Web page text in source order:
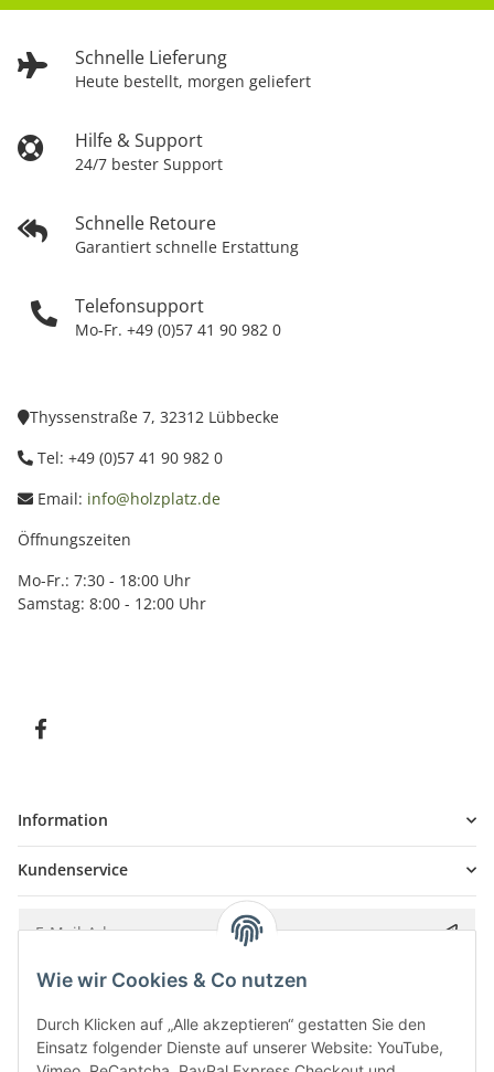
Schnelle Lieferung
Heute bestellt, morgen geliefert
Hilfe & Support
24/7 bester Support
Schnelle Retoure
Garantiert schnelle Erstattung
Telefonsupport
Mo-Fr. +49 (0)57 41 90 982 0
Thyssenstraße 7, 32312 Lübbecke
Tel: +49 (0)57 41 90 982 0
Email: info@holzplatz.de
Öffnungszeiten
Mo-Fr.: 7:30 - 18:00 Uhr
Samstag: 8:00 - 12:00 Uhr
Information
Kundenservice
Bitte senden Sie mir entsprechend IhrerDatenschutzerklärung
Wie wir Cookies & Co nutzen
Durch Klicken auf „Alle akzeptieren“ gestatten Sie den
Einsatz folgender Dienste auf unserer Website: YouTube,